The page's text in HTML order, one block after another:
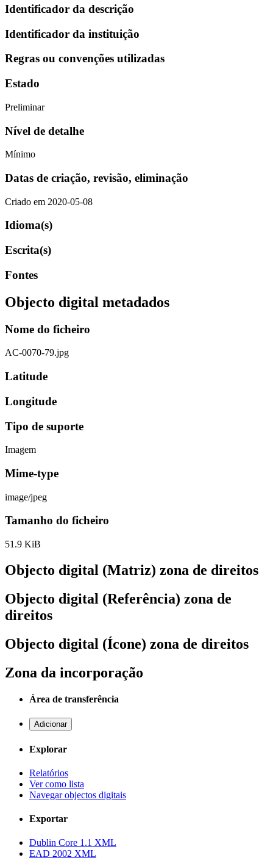
Identificador da descrição
Identificador da instituição
Regras ou convenções utilizadas
Estado
Preliminar
Nível de detalhe
Mínimo
Datas de criação, revisão, eliminação
Criado em 2020-05-08
Idioma(s)
Escrita(s)
Fontes
Objecto digital metadados
Nome do ficheiro
AC-0070-79.jpg
Latitude
Longitude
Tipo de suporte
Imagem
Mime-type
image/jpeg
Tamanho do ficheiro
51.9 KiB
Objecto digital (Matriz) zona de direitos
Objecto digital (Referência) zona de
direitos
Objecto digital (Ícone) zona de direitos
Zona da incorporação
Área de transferência
Adicionar
Explorar
Relatórios
Ver como lista
Navegar objectos digitais
Exportar
Dublin Core 1.1 XML
EAD 2002 XML